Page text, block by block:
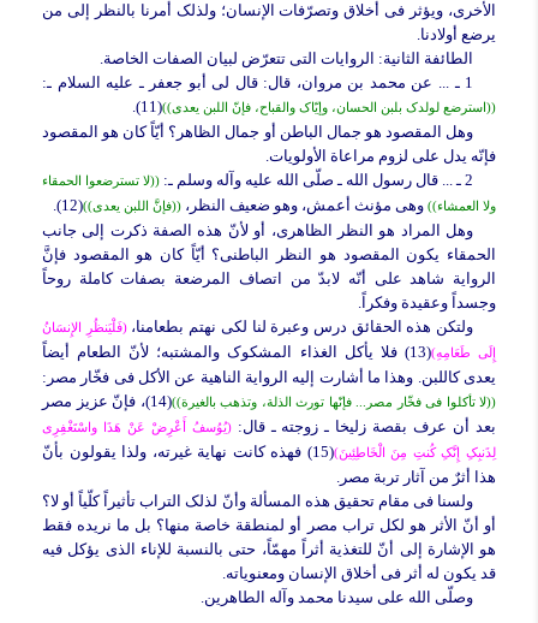
الأخرى، ویؤثر فی أخلاق وتصرّفات الإنسان؛ ولذلک أُمرنا بالنظر إلى من
یرضع أولادنا.
الطائفة الثانیة: الروایات التی تتعرّض لبیان الصفات الخاصة.
1 ـ ... عن محمد بن مروان، قال: قال لی أبو جعفر ـ علیه السلام ـ:
((استرضع لولدک بلبن الحسان، وإیّاک والقباح، فإنّ اللبن یعدی))(11).
وهل المقصود هو جمال الباطن أو جمال الظاهر؟ أیّاً کان هو المقصود
فإنّه یدل على لزوم مراعاة الأولویات.
2 ـ ... قال رسول الله ـ صلّى الله علیه وآله وسلم ـ:
((لا تسترضعوا الحمقاء
ولا العمشاء)) وهی مؤنث أعمش، وهو ضعیف النظر، ((فإنَّ اللبن یعدی))(12).
وهل المراد هو النظر الظاهری، أو لأنّ هذه الصفة ذکرت إلى جانب
الحمقاء یکون المقصود هو النظر الباطنی؟ أیّاً کان هو المقصود فإنَّ
الروایة شاهد على أنّه لابدّ من اتصاف المرضعة بصفات کاملة روحاً
وجسداً وعقیدة وفکراً.
ولتکن هذه الحقائق درس وعبرة لنا لکی نهتم بطعامنا،(فَلْیَنظُرِ الإِنسَانُ
إِلَى طَعَامِهِ)
(13) فلا یأکل الغذاء المشکوک والمشتبه؛ لأنّ الطعام أیضاً
یعدی کاللبن. وهذا ما أشارت إلیه الروایة الناهیة عن الأکل فی فخّار مصر:
((لا تأکلوا فی فخّار مصر... فإنّها تورث الذلة، وتذهب بالغیرة))
(14)، فإنّ عزیز مصر
بعد أن عرف بقصة زلیخا ـ زوجته ـ قال:(یُوُسفُ أَعْرِضْ عَنْ هَذَا واسْتَغْفِرِی
لِذَنبِکِ إِنَّکِ کُنتِ مِنَ الْخَاطِئِینَ)
(15) فهذه کانت نهایة غیرته، ولذا یقولون بأنّ
هذا أثرٌ من آثار تربة مصر.
ولسنا فی مقام تحقیق هذه المسألة وأنّ لذلک التراب تأثیراً کلّیاً أو لا؟
أو أنّ الأثر هو لکل تراب مصر أو لمنطقة خاصة منها؟ بل ما نریده فقط
هو الإشارة إلى أنّ للتغذیة أثراً مهمّاً، حتى بالنسبة للإناء الذی یؤکل فیه
قد یکون له أثر فی أخلاق الإنسان ومعنویاته.
وصلّى الله على سیدنا محمد وآله الطاهرین.